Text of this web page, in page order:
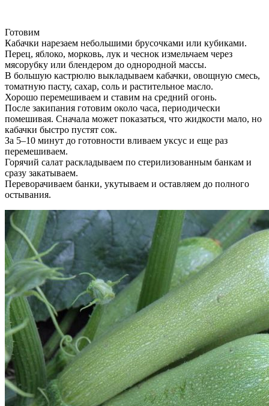
Готовим
Кабачки нарезаем небольшими брусочками или кубиками.
Перец, яблоко, морковь, лук и чеснок измельчаем через
мясорубку или блендером до однородной массы.
В большую кастрюлю выкладываем кабачки, овощную смесь,
томатную пасту, сахар, соль и растительное масло.
Хорошо перемешиваем и ставим на средний огонь.
После закипания готовим около часа, периодически
помешивая. Сначала может показаться, что жидкости мало, но
кабачки быстро пустят сок.
За 5–10 минут до готовности вливаем уксус и еще раз
перемешиваем.
Горячий салат раскладываем по стерилизованным банкам и
сразу закатываем.
Переворачиваем банки, укутываем и оставляем до полного
остывания.